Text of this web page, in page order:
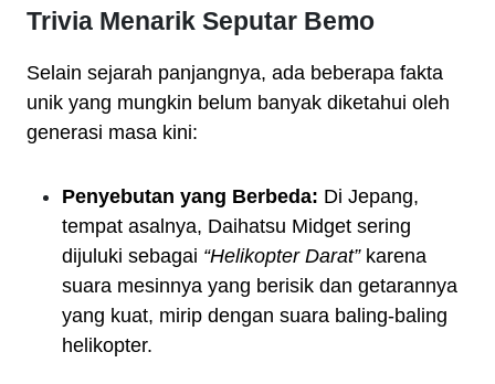
Trivia Menarik Seputar Bemo
Selain sejarah panjangnya, ada beberapa fakta
unik yang mungkin belum banyak diketahui oleh
generasi masa kini:
Penyebutan yang Berbeda: Di Jepang,
tempat asalnya, Daihatsu Midget sering
dijuluki sebagai “Helikopter Darat”karena
suara mesinnya yang berisik dan getarannya
yang kuat, mirip dengan suara baling-baling
helikopter.